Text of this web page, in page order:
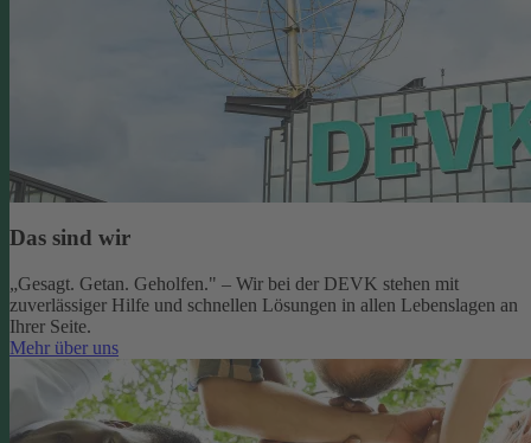
Das sind wir
„Gesagt. Getan. Geholfen." – Wir bei der DEVK stehen mit
zuverlässiger Hilfe und schnellen Lösungen in allen Lebenslagen an
Ihrer Seite.
Mehr über uns